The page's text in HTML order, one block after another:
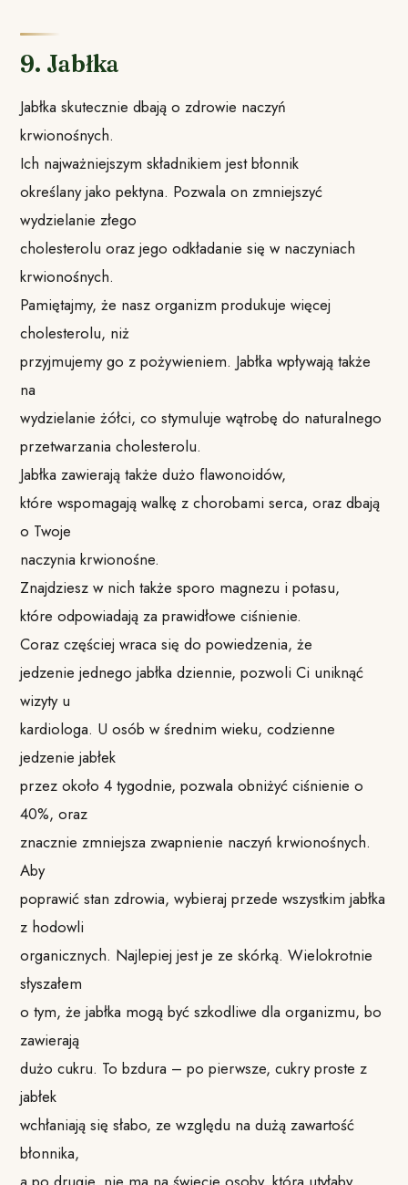
9. Jabłka
Jabłka skutecznie dbają o zdrowie naczyń
krwionośnych.
Ich najważniejszym składnikiem jest błonnik
określany jako pektyna. Pozwala on zmniejszyć
wydzielanie złego
cholesterolu oraz jego odkładanie się w naczyniach
krwionośnych.
Pamiętajmy, że nasz organizm produkuje więcej
cholesterolu, niż
przyjmujemy go z pożywieniem. Jabłka wpływają także
na
wydzielanie żółci, co stymuluje wątrobę do naturalnego
przetwarzania cholesterolu.
Jabłka zawierają także dużo flawonoidów,
które wspomagają walkę z chorobami serca, oraz dbają
o Twoje
naczynia krwionośne.
Znajdziesz w nich także sporo magnezu i potasu,
które odpowiadają za prawidłowe ciśnienie.
Coraz częściej wraca się do powiedzenia, że
jedzenie jednego jabłka dziennie, pozwoli Ci uniknąć
wizyty u
kardiologa. U osób w średnim wieku, codzienne
jedzenie jabłek
przez około 4 tygodnie, pozwala obniżyć ciśnienie o
40%, oraz
znacznie zmniejsza zwapnienie naczyń krwionośnych.
Aby
poprawić stan zdrowia, wybieraj przede wszystkim jabłka
z hodowli
organicznych. Najlepiej jest je ze skórką. Wielokrotnie
słyszałem
o tym, że jabłka mogą być szkodliwe dla organizmu, bo
zawierają
dużo cukru. To bzdura – po pierwsze, cukry proste z
jabłek
wchłaniają się słabo, ze względu na dużą zawartość
błonnika,